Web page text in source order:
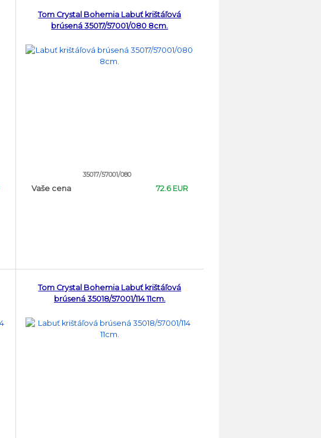
Tom Crystal Bohemia Labuť krištáľová
brúsená 35017/57001/080 8cm.
35017/57001/080
Vaše cena 72.6 EUR
Tom Crystal Bohemia Labuť krištáľová
brúsená 35018/57001/114 11cm.